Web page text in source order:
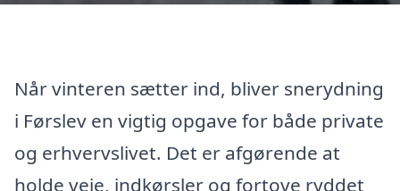
Når vinteren sætter ind, bliver snerydning
i Førslev en vigtig opgave for både private
og erhvervslivet. Det er afgørende at
holde veje, indkørsler og fortove ryddet